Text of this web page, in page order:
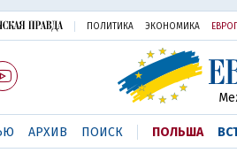
ПОЛИТИКА ЭКОНОМИКА
АРХИВ ПОИСК ПОЛЬША